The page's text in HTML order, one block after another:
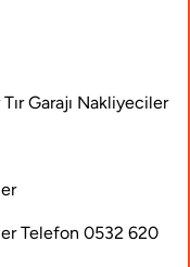
Garajı Nakliyeciler
Telefon 0532 620